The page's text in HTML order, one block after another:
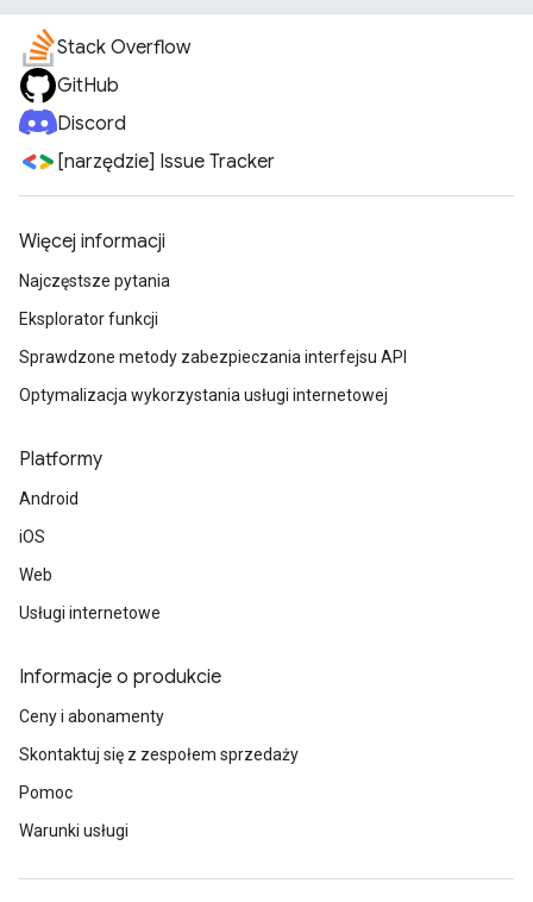
Stack Overflow
GitHub
Discord
[narzędzie] Issue Tracker
Więcej informacji
Najczęstsze pytania
Eksplorator funkcji
Sprawdzone metody zabezpieczania interfejsu API
Optymalizacja wykorzystania usługi internetowej
Platformy
Android
iOS
Web
Usługi internetowe
Informacje o produkcie
Ceny i abonamenty
Skontaktuj się z zespołem sprzedaży
Pomoc
Warunki usługi